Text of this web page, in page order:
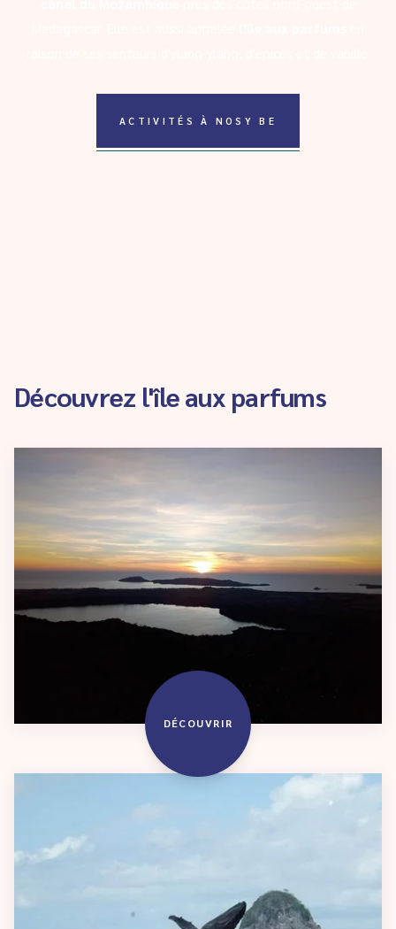
ACTIVITÉS À NOSY BE
Découvrez l'île aux parfums
DÉCOUVRIR